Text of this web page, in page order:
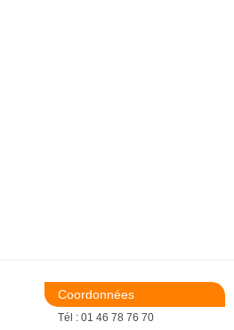
Coordonnées
Tél : 01 46 78 76 70